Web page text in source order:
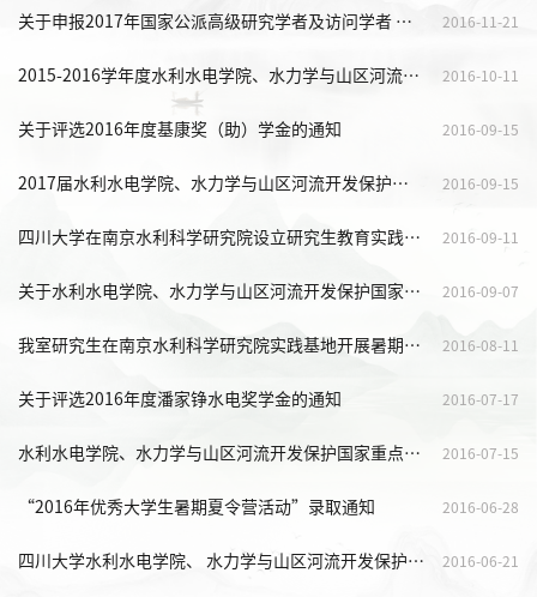
2016-11-21
关于申报2017年国家公派高级研究学者及访问学者 （含博士后）项目的通知-转
2016-10-11
2015-2016学年度水利水电学院、水力学与山区河流开发保护国家重点实验室研究生国家奖学金评选通知
2016-09-15
关于评选2016年度基康奖（助）学金的通知
2016-09-15
2017届水利水电学院、水力学与山区河流开发保护国家重点实验室 推免研究生综合成绩排名
2016-09-11
四川大学在南京水利科学研究院设立研究生教育实践基地
2016-09-07
关于水利水电学院、水力学与山区河流开发保护国家重点实验室 2017届优秀应届本科毕业生免试攻读研究生工作实施细则
2016-08-11
我室研究生在南京水利科学研究院实践基地开展暑期实践
2016-07-17
关于评选2016年度潘家铮水电奖学金的通知
2016-07-15
水利水电学院、水力学与山区河流开发保护国家重点实验室“2016年优秀大学生暑期夏令营”顺利举办
2016-06-28
“2016年优秀大学生暑期夏令营活动”录取通知
2016-06-21
四川大学水利水电学院、 水力学与山区河流开发保护国家重点实验室 2017年接收推荐免试攻读硕士学位研究生办法